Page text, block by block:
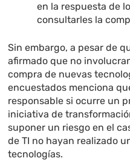
en la respuesta de
consultarles la
Sin embargo, a pesar de
afirmado que no
compra de nuevas
encuestados menciona
responsable si ocurre un
iniciativa de
suponer un riesgo en el
de TI no hayan realizado
tecnologías.